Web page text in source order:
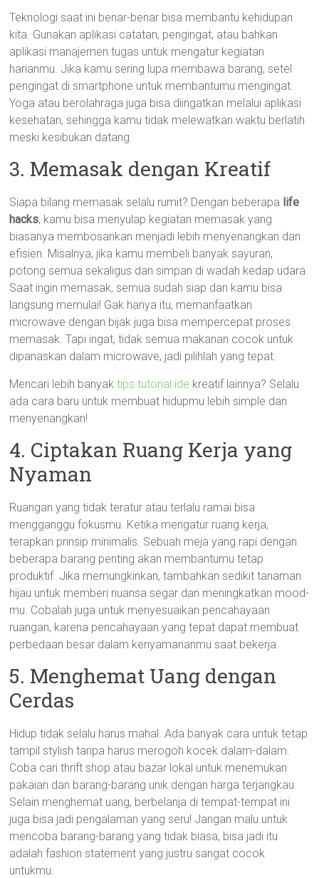
Teknologi saat ini benar-benar bisa membantu kehidupan
kita. Gunakan aplikasi catatan, pengingat, atau bahkan
aplikasi manajemen tugas untuk mengatur kegiatan
harianmu. Jika kamu sering lupa membawa barang, setel
pengingat di smartphone untuk membantumu mengingat.
Yoga atau berolahraga juga bisa diingatkan melalui aplikasi
kesehatan, sehingga kamu tidak melewatkan waktu berlatih
meski kesibukan datang.
3. Memasak dengan Kreatif
Siapa bilang memasak selalu rumit? Dengan beberapa life
hacks, kamu bisa menyulap kegiatan memasak yang
biasanya membosankan menjadi lebih menyenangkan dan
efisien. Misalnya, jika kamu membeli banyak sayuran,
potong semua sekaligus dan simpan di wadah kedap udara.
Saat ingin memasak, semua sudah siap dan kamu bisa
langsung memulai! Gak hanya itu, memanfaatkan
microwave dengan bijak juga bisa mempercepat proses
memasak. Tapi ingat, tidak semua makanan cocok untuk
dipanaskan dalam microwave, jadi pilihlah yang tepat.
Mencari lebih banyaktips tutorial ide kreatif lainnya? Selalu
ada cara baru untuk membuat hidupmu lebih simple dan
menyenangkan!
4. Ciptakan Ruang Kerja yang
Nyaman
Ruangan yang tidak teratur atau terlalu ramai bisa
mengganggu fokusmu. Ketika mengatur ruang kerja,
terapkan prinsip minimalis. Sebuah meja yang rapi dengan
beberapa barang penting akan membantumu tetap
produktif. Jika memungkinkan, tambahkan sedikit tanaman
hijau untuk memberi nuansa segar dan meningkatkan mood-
mu. Cobalah juga untuk menyesuaikan pencahayaan
ruangan, karena pencahayaan yang tepat dapat membuat
perbedaan besar dalam kenyamananmu saat bekerja.
5. Menghemat Uang dengan
Cerdas
Hidup tidak selalu harus mahal. Ada banyak cara untuk tetap
tampil stylish tanpa harus merogoh kocek dalam-dalam.
Coba cari thrift shop atau bazar lokal untuk menemukan
pakaian dan barang-barang unik dengan harga terjangkau.
Selain menghemat uang, berbelanja di tempat-tempat ini
juga bisa jadi pengalaman yang seru! Jangan malu untuk
mencoba barang-barang yang tidak biasa, bisa jadi itu
adalah fashion statement yang justru sangat cocok
untukmu.